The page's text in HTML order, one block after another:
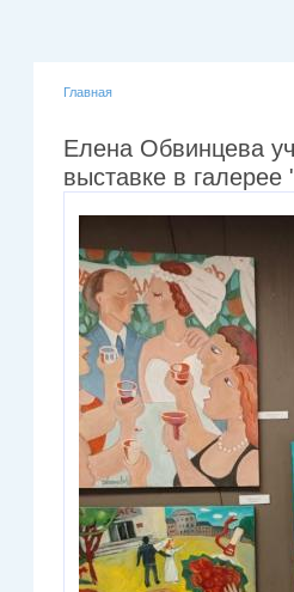
Главная
Елена Обвинцева
выставке в